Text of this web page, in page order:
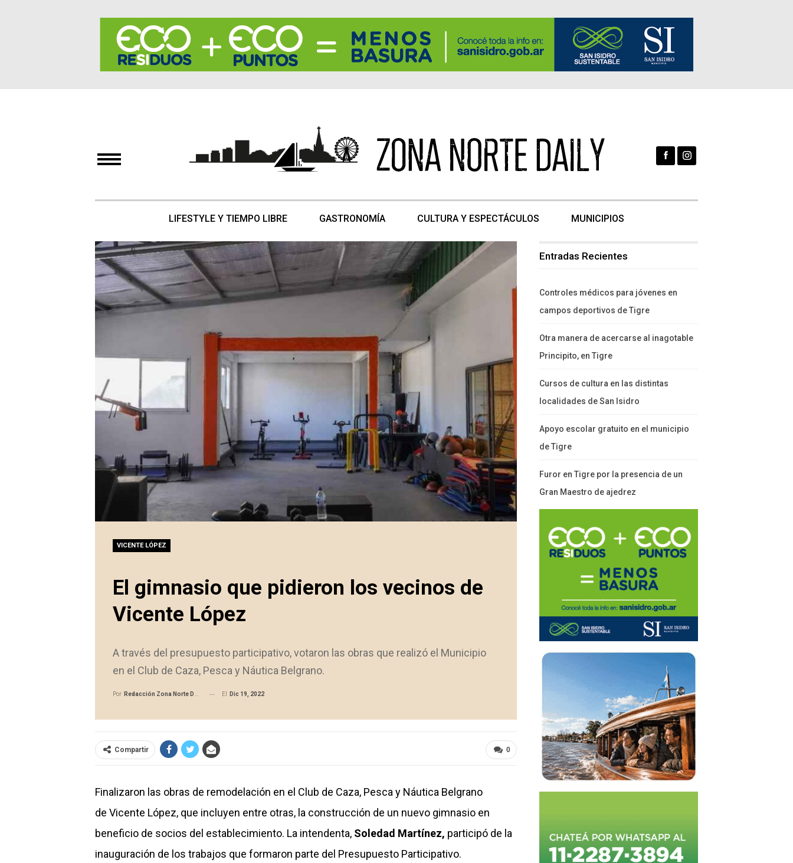
LIFESTYLE Y TIEMPO LIBRE GASTRONOMÍA CULTURA Y ESPECTÁCULOS MUNICIPIOS
VICENTE LÓPEZ
El gimnasio que pidieron los vecinos de
Vicente López
A través del presupuesto participativo, votaron las obras que realizó el Municipio
en el Club de Caza, Pesca y Náutica Belgrano.
Por Redacción Zona Norte Daily El Dic 19, 2022
0
Compartir
Finalizaron las obras de remodelación en el Club de Caza, Pesca y Náutica Belgrano
de Vicente López, que incluyen entre otras, la construcción de un nuevo gimnasio en
beneficio de socios del establecimiento. La intendenta, Soledad Martínez, participó de la
inauguración de los trabajos que formaron parte del Presupuesto Participativo.
Entradas Recientes
Controles médicos para jóvenes en
campos deportivos de Tigre
Otra manera de acercarse al inagotable
Principito, en Tigre
Cursos de cultura en las distintas
localidades de San Isidro
Apoyo escolar gratuito en el municipio
de Tigre
Furor en Tigre por la presencia de un
Gran Maestro de ajedrez